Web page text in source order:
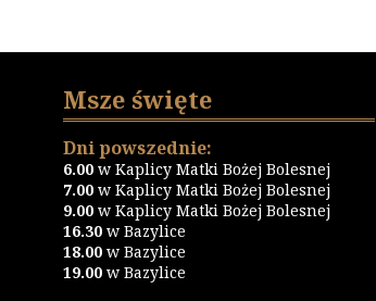
Msze święte
Dni powszednie:
6.00 w Kaplicy Matki Bożej Bolesnej
7.00 w Kaplicy Matki Bożej Bolesnej
9.00 w Kaplicy Matki Bożej Bolesnej
16.30w Bazylice
18.00w Bazylice
19.00w Bazylice